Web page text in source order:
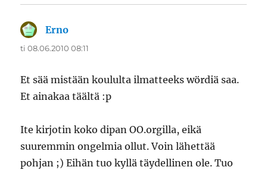
Erno
ti 08.06.2010 08:11
Et sää mistään koululta ilmatteeks wördiä saa.
Et ainakaa täältä :p
Ite kirjotin koko dipan OO.orgilla, eikä
suuremmin ongelmia ollut. Voin lähettää
pohjan ;) Eihän tuo kyllä täydellinen ole. Tuo